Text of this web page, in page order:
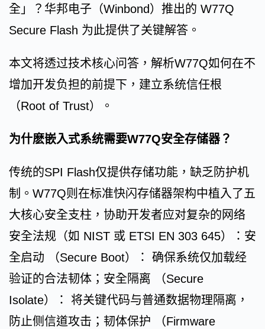
全」？华邦电子（Winbond）推出的 W77Q
Secure Flash 为此提供了关键解答。
本文将透过技术核心问答，解析W77Q如何在不
增加开发负担的前提下，建立系统信任根
（Root of Trust）。
为什麽嵌入式系统需要W77Q安全存储器？
传统的SPI Flash仅提供存储功能，缺乏防护机
制。W77Q则在标准快闪存储器架构中植入了五
大核心安全支柱，协助开发者应对复杂的网络
安全法规（如 NIST 或 ETSI EN 303 645）：安
全启动 （Secure Boot）： 确保系统仅加载经
验证的合法韧体；安全隔离 （Secure
Isolate）： 将关键代码与普通数据物理隔离，
防止侧信道攻击；韧体保护 （Firmware